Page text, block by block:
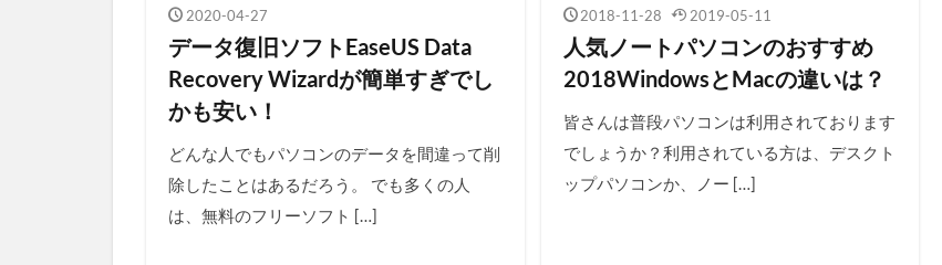
2020-04-27
データ復旧ソフトEaseUS Data
Recovery Wizardが簡単すぎでし
かも安い！
どんな人でもパソコンのデータを間違って削
除したことはあるだろう。 でも多くの人
は、無料のフリーソフト […]
2018-11-28 2019-05-11
人気ノートパソコンのおすすめ
2018WindowsとMacの違いは？
皆さんは普段パソコンは利用されております
でしょうか？利用されている方は、デスクト
ップパソコンか、ノー […]